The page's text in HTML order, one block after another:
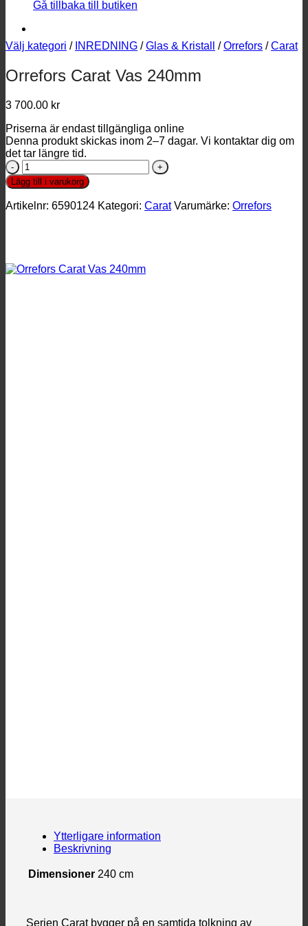
Gå tillbaka till butiken
Välj kategori / INREDNING / Glas & Kristall / Orrefors / Carat
Orrefors Carat Vas 240mm
3 700.00 kr
Priserna är endast tillgängliga online
Denna produkt skickas inom 2–7 dagar. Vi kontaktar dig om
det tar längre tid.
Orrefors
Carat
Vas
240mm
Lägg till i varukorg
Artikelnr: 6590124 Kategori: Carat Varumärke: Orrefors
Ytterligare information
Beskrivning
Dimensioner 240 cm
Serien Carat bygger på en samtida tolkning av